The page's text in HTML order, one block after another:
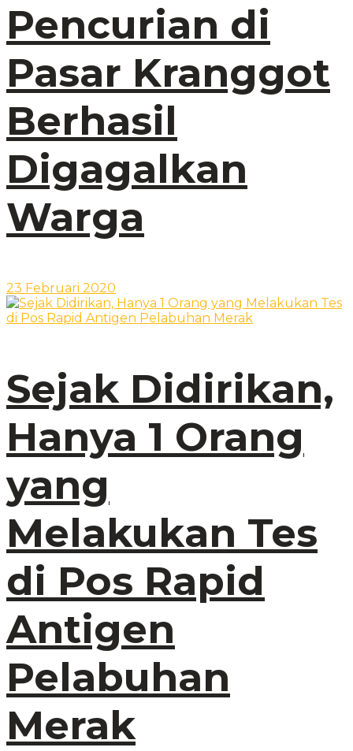
Pencurian di
Pasar Kranggot
Berhasil
Digagalkan
Warga
23 Februari 2020
Sejak Didirikan,
Hanya 1 Orang
yang
Melakukan Tes
di Pos Rapid
Antigen
Pelabuhan
Merak